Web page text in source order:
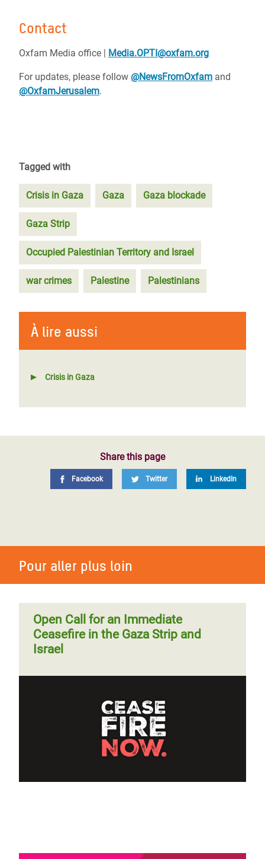
Contact
Oxfam Media office | Media.OPTI@oxfam.org
For updates, please follow @NewsFromOxfam and
@OxfamJerusalem.
Tagged with
Crisis in Gaza Gaza Gaza blockade
Gaza Strip
Occupied Palestinian Territory and Israel
war crimes Palestine Palestinians
À lire aussi
Crisis in Gaza
Share this page
Facebook Twitter LinkedIn
Pour aller plus loin
Open Call for an Immediate
Ceasefire in the Gaza Strip and
Israel